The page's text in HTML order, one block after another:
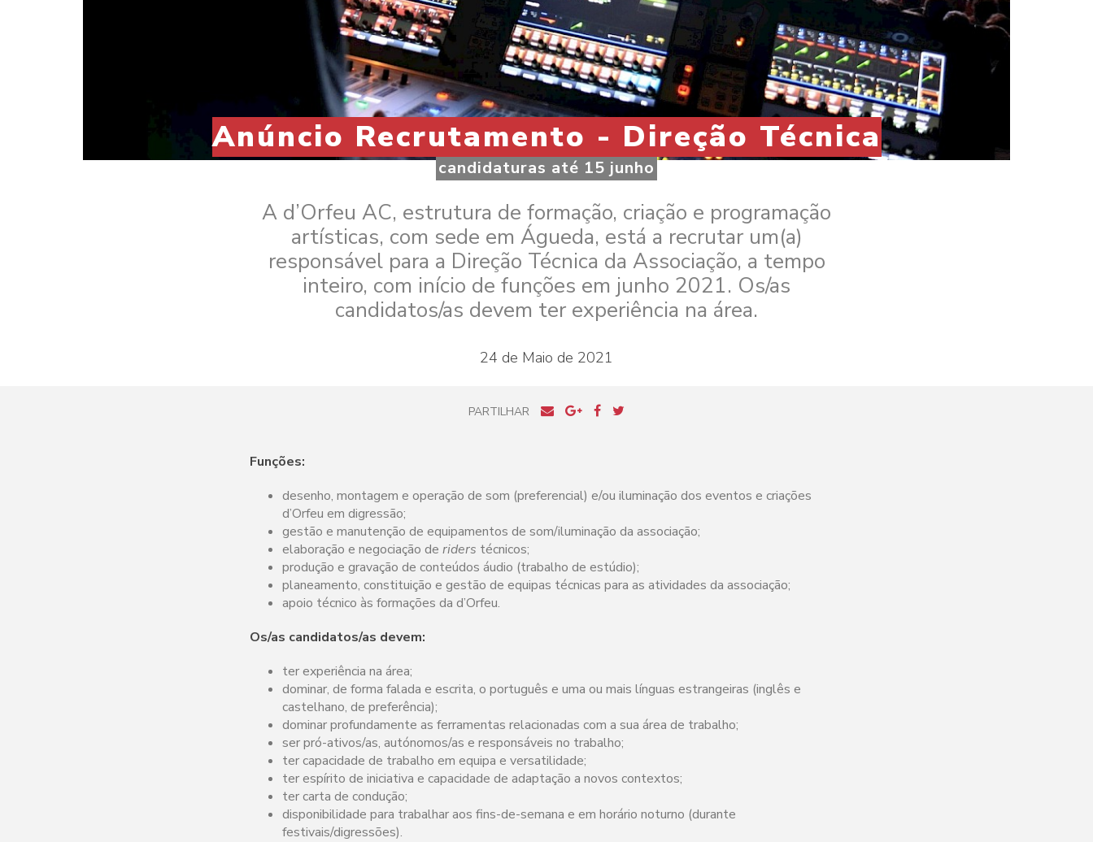
Anúncio Recrutamento - Direção Técnica
candidaturas até 15 junho
A d’Orfeu AC, estrutura de formação, criação e programação
artísticas, com sede em Águeda, está a recrutar um(a)
responsável para a Direção Técnica da Associação, a tempo
inteiro, com início de funções em junho 2021. Os/as
candidatos/as devem ter experiência na área.
24 de Maio de 2021
PARTILHAR
Funções:
desenho, montagem e operação de som (preferencial) e/ou iluminação dos eventos e criações
d’Orfeu em digressão;
gestão e manutenção de equipamentos de som/iluminação da associação;
elaboração e negociação de riders técnicos;
produção e gravação de conteúdos áudio (trabalho de estúdio);
planeamento, constituição e gestão de equipas técnicas para as atividades da associação;
apoio técnico às formações da d’Orfeu.
Os/as candidatos/as devem:
ter experiência na área;
dominar, de forma falada e escrita, o português e uma ou mais línguas estrangeiras (inglês e
castelhano, de preferência);
dominar profundamente as ferramentas relacionadas com a sua área de trabalho;
ser pró-ativos/as, autónomos/as e responsáveis no trabalho;
ter capacidade de trabalho em equipa e versatilidade;
ter espírito de iniciativa e capacidade de adaptação a novos contextos;
ter carta de condução;
disponibilidade para trabalhar aos fins-de-semana e em horário noturno (durante
festivais/digressões).